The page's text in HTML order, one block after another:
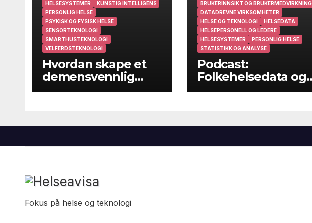
HELSESYSTEMER
KUNSTIG INTELLIGENS
PERSONLIG HELSE
PSYKISK OG FYSISK HELSE
SENSORTEKNOLOGI
SMARTHUSTEKNOLOGI
VELFERDSTEKNOLOGI
Hvordan skape et
demensvennlig
samfunn?
BRUKERINNSIKT OG BRUKERMEDVIRKNING
DATADREVNE VIRKSOMHETER
HELSE OG TEKNOLOGI
HELSEDATA
HELSEPERSONELL OG LEDERE
HELSESYSTEMER
PERSONLIG HELSE
STATISTIKK OG ANALYSE
Podcast:
Folkehelsedata og
folkehelsearbeid i
Fokus på helse og teknologi